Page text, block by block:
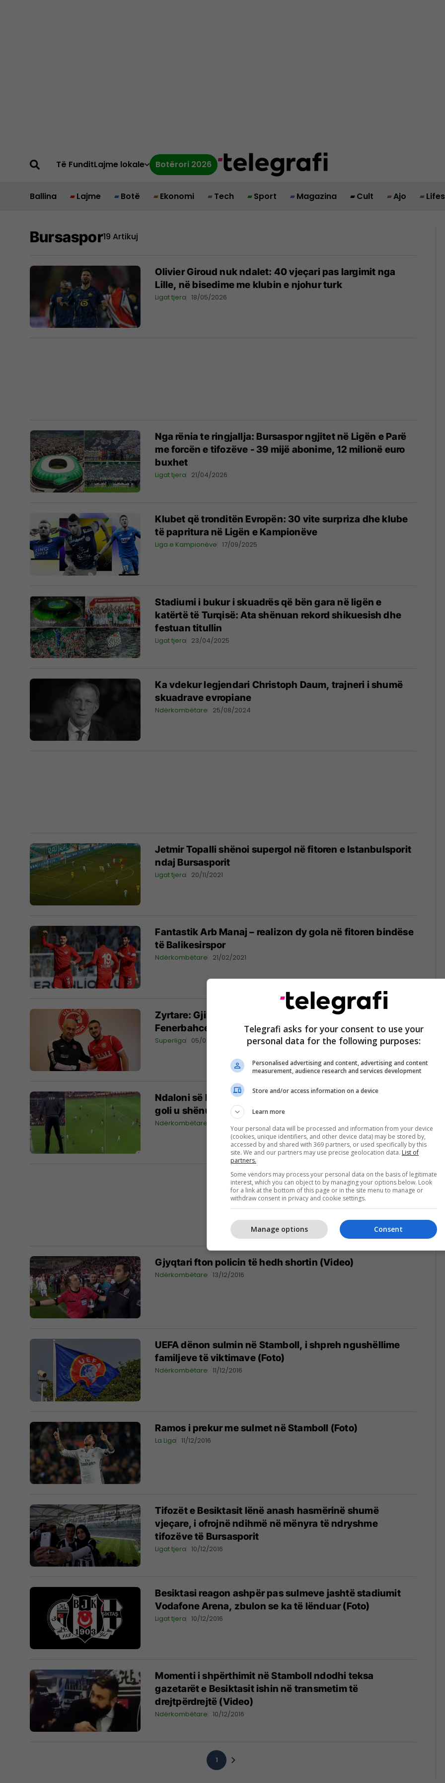
Të FunditLajme lokale Botërori 2026
Ballina Lajme Botë Ekonomi Tech Sport Magazina Cult Ajo
Bursaspor19 Artikuj
Olivier Giroud nuk ndalet: 40 vjeçari pas largimit nga
Lille, në bisedime me klubin e njohur turk
Ligat tjera 18/05/2026
Nga rënia te ringjallja: Bursaspor ngjitet në Ligën e Parë
me forcën e tifozëve - 39 mijë abonime, 12 milionë euro
buxhet
Ligat tjera 21/04/2026
Klubet që tronditën Evropën: 30 vite surpriza dhe klube
të papritura në Ligën e Kampionëve
Liga e Kampionëve 17/09/2025
Stadiumi i bukur i skuadrës që bën gara në ligën e
katërtë të Turqisë: Ata shënuan rekord shikuesish dhe
festuan titullin
Ligat tjera 23/04/2025
Ka vdekur legjendari Christoph Daum, trajneri i shumë
skuadrave evropiane
Ndërkombëtare 25/08/2024
Jetmir Topalli shënoi supergol në fitoren e Istanbulsporit
ndaj Bursasporit
Ligat tjera 20/11/2021
Fantastik Arb Manaj – realizon dy gola në fitoren bindëse
të Balikesirspor
Ndërkombëtare 21/02/2021
Zyrtare: Gjilani transferon ish-lojtarin e Bursasporit dhe
Fenerbahces, Fatlind Azizi
Superliga 05/02/2020
Ndaloni së kërkuari për fituesin e ri të ‘Puskas Award’ –
goli u shënua mbrëmë
Ndërkombëtare
Gjyqtari fton policin të hedh shortin (Video)
Ndërkombëtare 13/12/2016
UEFA dënon sulmin në Stamboll, i shpreh ngushëllime
familjeve të viktimave (Foto)
Ndërkombëtare 11/12/2016
Ramos i prekur me sulmet në Stamboll (Foto)
La Liga 11/12/2016
Tifozët e Besiktasit lënë anash hasmërinë shumë
vjeçare, i ofrojnë ndihmë në mënyra të ndryshme
tifozëve të Bursasporit
Ligat tjera 10/12/2016
Besiktasi reagon ashpër pas sulmeve jashtë stadiumit
Vodafone Arena, zbulon se ka të lënduar (Foto)
Ligat tjera 10/12/2016
Momenti i shpërthimit në Stamboll ndodhi teksa
gazetarët e Besiktasit ishin në transmetim të
drejtpërdrejtë (Video)
Ndërkombëtare 10/12/2016
1
Telegrafi asks for your consent to use your
personal data for the following purposes:
Personalised advertising and content, advertising and content
measurement, audience research and services development
Store and/or access information on a device
Learn more
Your personal data will be processed and information from your device
(cookies, unique identifiers, and other device data) may be stored by,
accessed by and shared with 369 partners, or used specifically by this
site. We and our partners may use precise geolocation data. List of
partners.
Some vendors may process your personal data on the basis of legitimate
interest, which you can object to by managing your options below. Look
for a link at the bottom of this page or in the site menu to manage or
withdraw consent in privacy and cookie settings.
Consent
Manage options